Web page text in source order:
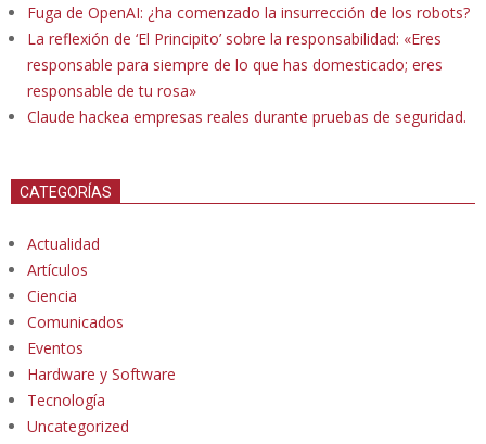
Fuga de OpenAI: ¿ha comenzado la insurrección de los robots?
La reflexión de ‘El Principito’ sobre la responsabilidad: «Eres
responsable para siempre de lo que has domesticado; eres
responsable de tu rosa»
Claude hackea empresas reales durante pruebas de seguridad.
CATEGORÍAS
Actualidad
Artículos
Ciencia
Comunicados
Eventos
Hardware y Software
Tecnología
Uncategorized